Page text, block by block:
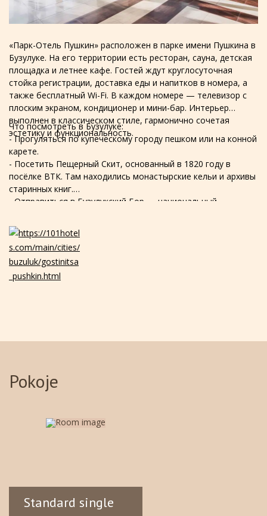
«Парк-Отель Пушкин» расположен в парке имени Пушкина в
Бузулуке. На его территории есть ресторан, сауна, детская
площадка и летнее кафе. Гостей ждут круглосуточная
стойка регистрации, доставка еды и напитков в номера, а
также бесплатный Wi-Fi. В каждом номере — телевизор с
плоским экраном, кондиционер и мини-бар. Интерьер
выполнен в классическом стиле, гармонично сочетая
эстетику и функциональность.
Что посмотреть в Бузулуке:
- Прогуляться по купеческому городу пешком или на конной
карете.
- Посетить Пещерный Скит, основанный в 1820 году в
посёлке ВТК. Там находились монастырские кельи и архивы
старинных книг.
- Отправиться в Бузулукский Бор — национальный
Pokoje
Standard single